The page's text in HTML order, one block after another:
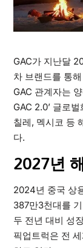
GAC가 지난달
차 브랜드를 통
GAC 관계자는
GAC 2.0’ 글로
칠레, 멕시코 등
다.
2027년
2024년 중국 상
387만3천대를
두 전년 대비 성
픽업트럭은 전